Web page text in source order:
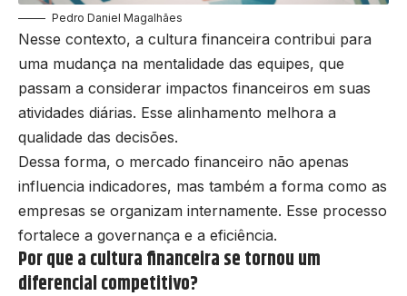
Pedro Daniel Magalhães
Nesse contexto, a cultura financeira contribui para
uma mudança na mentalidade das equipes, que
passam a considerar impactos financeiros em suas
atividades diárias. Esse alinhamento melhora a
qualidade das decisões.
Dessa forma, o mercado financeiro não apenas
influencia indicadores, mas também a forma como as
empresas se organizam internamente. Esse processo
fortalece a governança e a eficiência.
Por que a cultura financeira se tornou um
diferencial competitivo?